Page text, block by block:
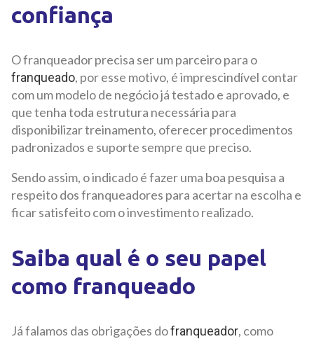
confiança
O franqueador precisa ser um parceiro para o
franqueado, por esse motivo, é imprescindível contar
com um modelo de negócio já testado e aprovado, e
que tenha toda estrutura necessária para
disponibilizar treinamento, oferecer procedimentos
padronizados e suporte sempre que preciso.
Sendo assim, o indicado é fazer uma boa pesquisa a
respeito dos franqueadores para acertar na escolha e
ficar satisfeito com o investimento realizado.
Saiba qual é o seu papel
como franqueado
Já falamos das obrigações dofranqueador, como